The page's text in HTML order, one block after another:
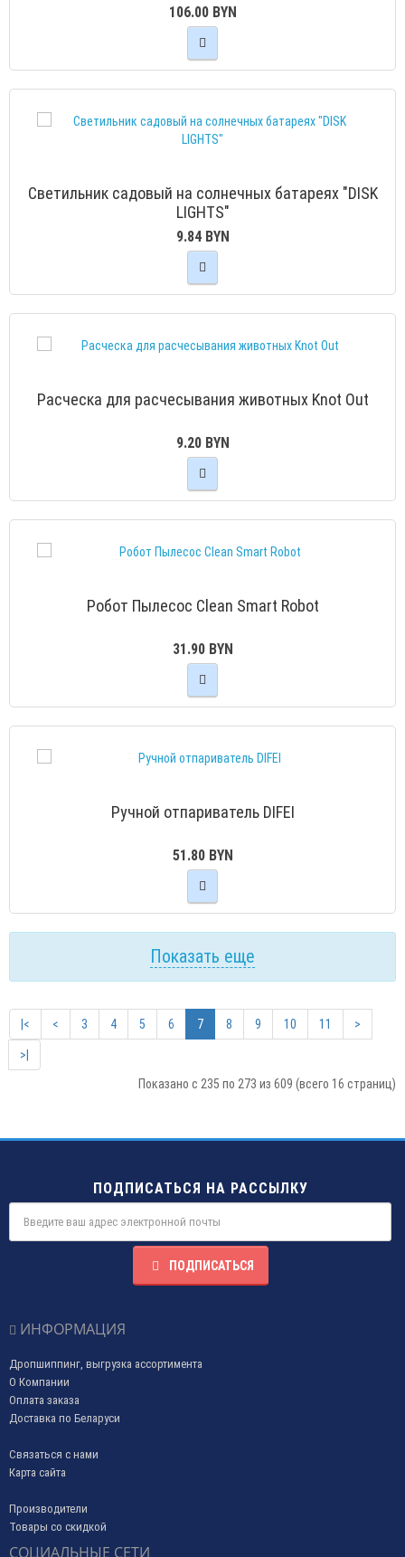
106.00 BYN
Светильник садовый на солнечных батареях "DISK
LIGHTS"
9.84 BYN
Расческа для расчесывания животных Knot Out
9.20 BYN
Робот Пылесос Clean Smart Robot
31.90 BYN
Ручной отпариватель DIFEI
51.80 BYN
Показать еще
|< < 3 4 5 6 7 8 9 10 11 >
>|
Показано с 235 по 273 из 609 (всего 16 страниц)
ПОДПИСАТЬСЯ НА РАССЫЛКУ
ПОДПИСАТЬСЯ
ИНФОРМАЦИЯ
Дропшиппинг, выгрузка ассортимента
О Компании
Оплата заказа
Доставка по Беларуси
Связаться с нами
Карта сайта
Производители
Товары со скидкой
СОЦИАЛЬНЫЕ СЕТИ